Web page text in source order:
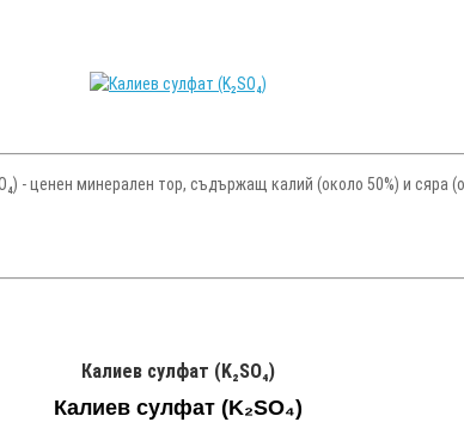
- ценен минерален тор, съдържащ калий (около 50%) и сяра
Калиев сулфат (K₂SO₄)
Калиев сулфат (K₂SO₄)